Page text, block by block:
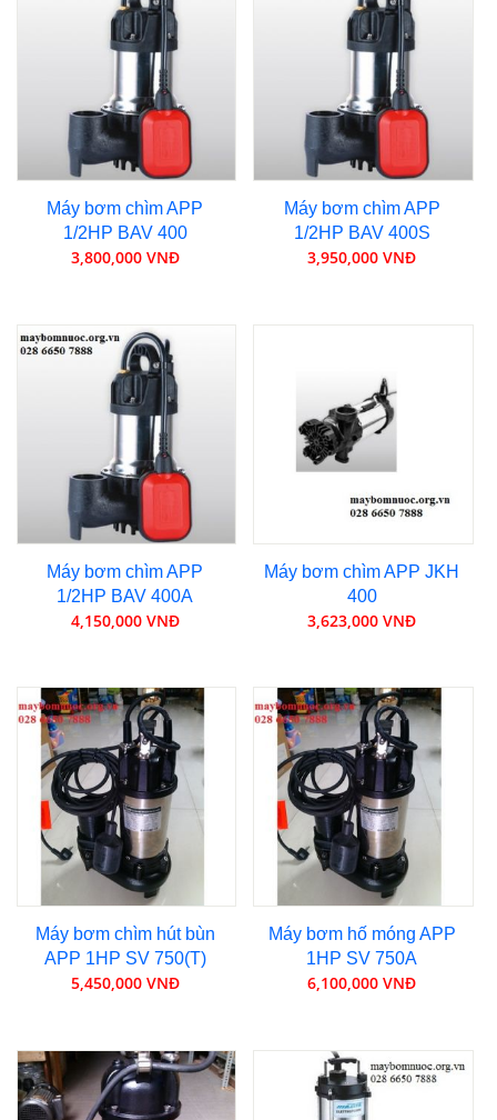
Máy bơm chìm APP
1/2HP BAV 400
3,800,000 VNĐ
Máy bơm chìm APP
1/2HP BAV 400S
3,950,000 VNĐ
Máy bơm chìm APP
1/2HP BAV 400A
4,150,000 VNĐ
Máy bơm chìm APP JKH
400
3,623,000 VNĐ
Máy bơm chìm hút bùn
APP 1HP SV 750(T)
5,450,000 VNĐ
Máy bơm hố móng APP
1HP SV 750A
6,100,000 VNĐ